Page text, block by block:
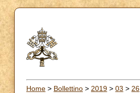
Home > Bollettino > 2019 > 03 > 26